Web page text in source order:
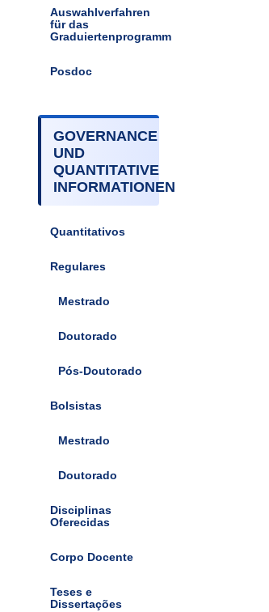
Auswahlverfahren
für das
Graduiertenprogramm
Posdoc
GOVERNANCE
UND
QUANTITATIVE
INFORMATIONEN
Quantitativos
Regulares
Mestrado
Doutorado
Pós-Doutorado
Bolsistas
Mestrado
Doutorado
Disciplinas
Oferecidas
Corpo Docente
Teses e
Dissertações